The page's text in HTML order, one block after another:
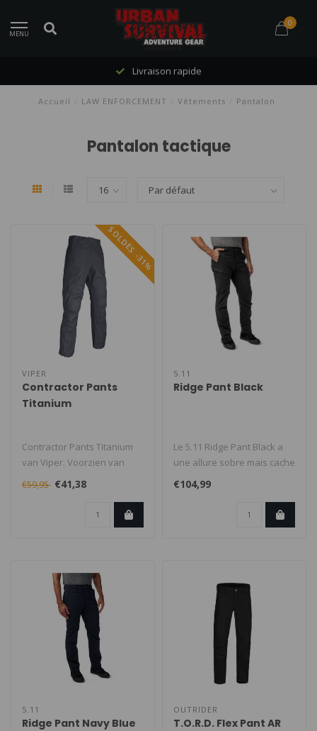
MENU
0
Livraison rapide
Accueil LAW ENFORCEMENT Vêtements Pantalon
Pantalon tactique
SOLDES -31%
VIPER
Contractor Pants
Titanium
Contractor Pants Titanium
van Viper. Voorzien van
diverse handige zakken en
voor..
€59,95 €41,38
5.11
Ridge Pant Black
Le 5.11 Ridge Pant Black a
une allure sobre mais cache
de nombreuses
fonctionnal..
€104,99
5.11
Ridge Pant Navy Blue
OUTRIDER
T.O.R.D. Flex Pant AR